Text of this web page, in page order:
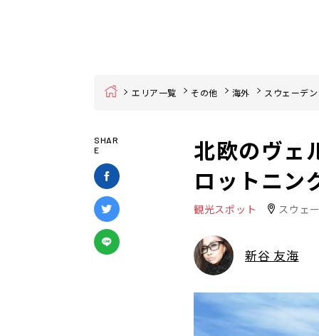
Home エリア一覧 その他 海外 スウェーデン
SHAR
E
北欧のヴェ
ロットニン
観光スポット スウェ
新谷 友海